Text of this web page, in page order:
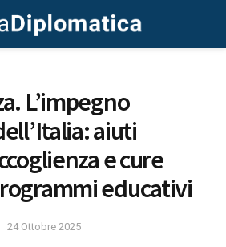
L’impegno
aiuti
e cure
educativi
24 Ottobre 2025